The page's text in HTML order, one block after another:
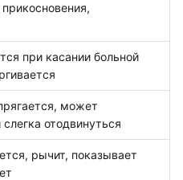
при касании больной
может
отодвинуться
рычит, показывает